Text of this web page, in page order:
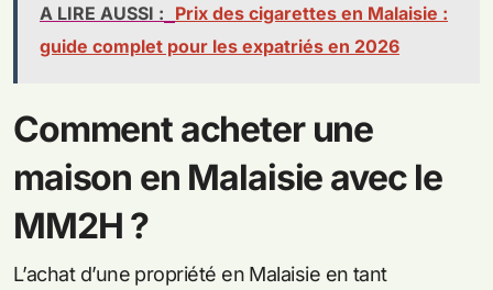
A LIRE AUSSI : Prix des cigarettes en Malaisie :
guide complet pour les expatriés en 2026
Comment acheter une
maison en Malaisie avec le
MM2H ?
L’achat d’une propriété en Malaisie en tant